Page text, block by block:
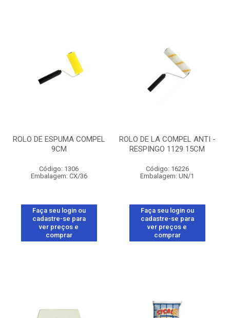
ROLO DE ESPUMA COMPEL
9CM
Código: 1306
Embalagem: CX/36
Faça seu login ou
cadastre-se para
ver preços e
comprar
ROLO DE LA COMPEL ANTI -
RESPINGO 1129 15CM
Código: 16226
Embalagem: UN/1
Faça seu login ou
cadastre-se para
ver preços e
comprar